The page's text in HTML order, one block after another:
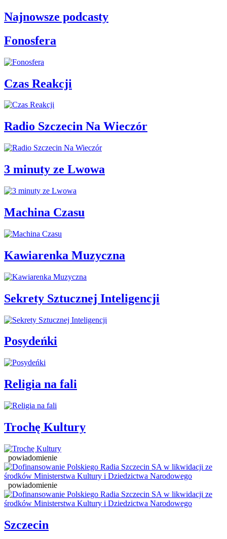
Najnowsze podcasty
Fonosfera
Czas Reakcji
Radio Szczecin Na Wieczór
3 minuty ze Lwowa
Machina Czasu
Kawiarenka Muzyczna
Sekrety Sztucznej Inteligencji
Posydeńki
Religia na fali
Trochę Kultury
powiadomienie
powiadomienie
Szczecin